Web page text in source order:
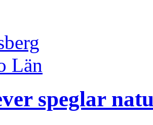
Län
speglar